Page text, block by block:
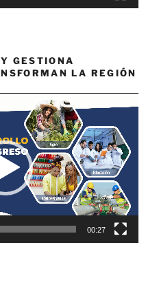
GESTIONA
LA REGIÓN
00:27